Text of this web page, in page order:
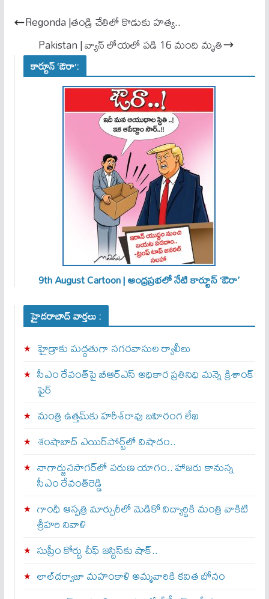
ok A
pp
Regonda |తండ్రి చేతిలో కొడుకు హత్య..
Pakistan | వ్యాన్ లోయ‌లో ప‌డి 16 మంది మృతి
కార్టూన్ ‘ఔరా’:
9th August Cartoon | ఆంధ్రప్రభలో నేటి కార్టూన్ ‘ఔరా’
హైదరాబాద్ వార్తలు :
హైడ్రాకు మద్దతుగా నగరవాసుల ర్యాలీలు
సీఎం రేవంత్‌పై బీఆర్‌ఎస్‌ అధికార ప్రతినిధి మన్నె క్రిశాంక్
ఫైర్‌
మంత్రి ఉత్తమ్‌కు హరీశ్‌రావు బహిరంగ లేఖ
శంషాబాద్‌ ఎయిర్‌పోర్ట్‌లో విషాదం..
నాగార్జునసాగర్‌లో వరుణ యాగం.. హాజరు కానున్న
సీఎం రేవంత్‌రెడ్డి
గాంధీ ఆస్పత్రి మార్చురీలో మెడికో విద్యార్థికి మంత్రి వాకిటి
శ్రీహరి నివాళి
సుప్రీం కోర్టు చీఫ్ జస్టిస్⁭కు షాక్..
లాల్‌దర్వాజా మహంకాళి అమ్మవారికి కవిత బోనం